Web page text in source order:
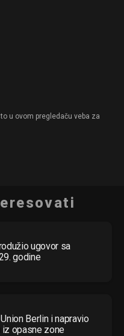
u ovom pregledaču veba za
ugovor sa
godine
Berlin i napravio
opasne zone